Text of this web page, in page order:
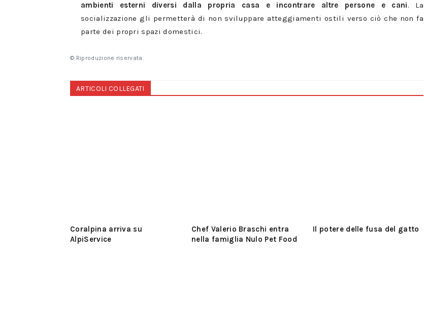
ambienti esterni diversi dalla propria casa e incontrare altre persone e cani. La
socializzazione gli permetterà di non sviluppare atteggiamenti ostili verso ciò che non fa
parte dei propri spazi domestici.
© Riproduzione riservata
ARTICOLI COLLEGATI
Coralpina arriva su
AlpiService
Chef Valerio Braschi entra
nella famiglia Nulo Pet Food
Il potere delle fusa del gatto